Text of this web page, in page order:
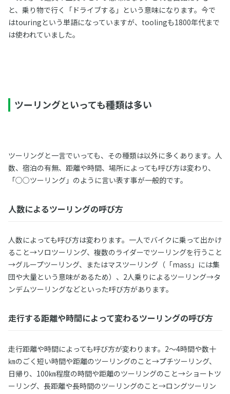
と、乗り物で行く「ドライブする」という意味になります。今で
はtouringという単語になっていますが、toolingも1800年代まで
は使われていました。
ツーリングといっても種類は多い
ツーリングと一言でいっても、その種類は以外に多くあります。人
数、宿泊の有無、距離や時間、場所によっても呼び方は変わり、
「○○ツーリング」のように言い表す事が一般的です。
人数によるツーリングの呼び方
人数によっても呼び方は変わります。一人でバイクに乗って出かけ
ること→ソロツーリング、複数のライダーでツーリングを行うこと
→グループツーリング、またはマスツーリング（「mass」には集
団や大量という意味があるため）、2人乗りによるツーリング→タ
ンデムツーリングなどといった呼び方があります。
走行する距離や時間によって変わるツーリングの呼び方
走行距離や時間によっても呼び方が変わります。2～4時間や数十
㎞のごく短い時間や距離のツーリングのこと→プチツーリング、
日帰り、100㎞程度の時間や距離のツーリングのこと→ショートツ
ーリング、長距離や長時間のツーリングのこと→ロングツーリン